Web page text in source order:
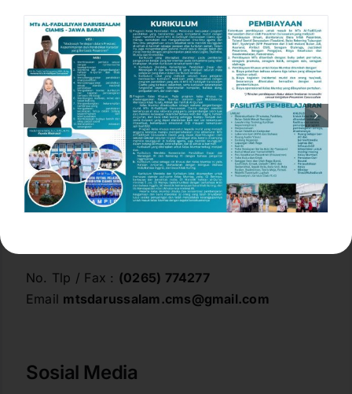
M98R+F37, Jl. Kiyai Ahmad Fadlil, Dewasari,
No. Tlp / Fax : (0265) 774277
Email mtsdarussalam.cms@gmail.com
Sosial Media